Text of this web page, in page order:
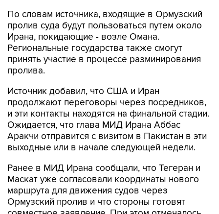
По словам источника, входящие в Ормузский
пролив суда будут пользоваться путем около
Ирана, покидающие - возле Омана.
Региональные государства также смогут
принять участие в процессе разминирования
пролива.
Источник добавил, что США и Иран
продолжают переговоры через посредников,
и эти контакты находятся на финальной стадии.
Ожидается, что глава МИД Ирана Аббас
Аракчи отправится с визитом в Пакистан в эти
выходные или в начале следующей недели.
Ранее в МИД Ирана сообщали, что Тегеран и
Маскат уже согласовали координаты нового
маршрута для движения судов через
Ормузский пролив и что стороны готовят